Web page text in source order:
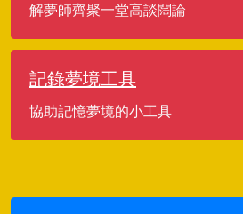
解夢師齊聚一堂高談闊論
記錄夢境工具
協助記憶夢境的小工具